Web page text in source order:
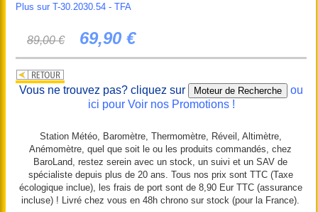
Plus sur T-30.2030.54 - TFA
89,00 € 69,90 €
Vous ne trouvez pas? cliquez sur
ou
ici pour Voir nos Promotions !
Station Météo, Baromètre, Thermomètre, Réveil, Altimètre,
Anémomètre, quel que soit le ou les produits commandés, chez
BaroLand, restez serein avec un stock, un suivi et un SAV de
spécialiste depuis plus de 20 ans. Tous nos prix sont TTC (Taxe
écologique inclue), les frais de port sont de 8,90 Eur TTC (assurance
incluse) ! Livré chez vous en 48h chrono sur stock (pour la France).